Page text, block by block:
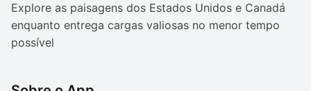
Explore as paisagens dos Estados Unidos e Canadá
enquanto entrega cargas valiosas no menor tempo
possível